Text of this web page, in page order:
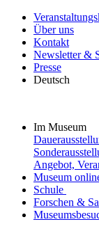
Über uns
Kontakt
Newsletter &
Presse
Deutsch
Im Museum
Angebot,
Museum
Schule
Forschen &